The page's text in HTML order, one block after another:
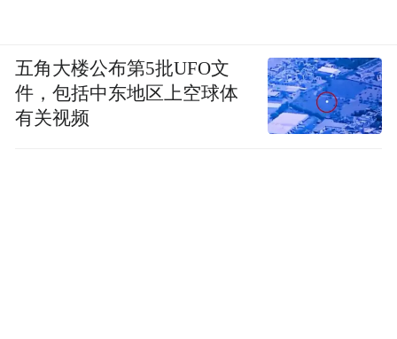
五角大楼公布第5批UFO文
件，包括中东地区上空球体
有关视频